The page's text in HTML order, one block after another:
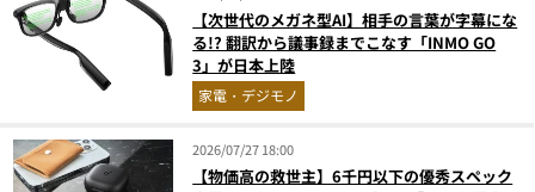
【次世代のメガネ型AI】相手の言葉が字幕にな
る!? 翻訳から議事録までこなす「INMO GO
3」が日本上陸
家電・デジモノ
2026/07/27 18:00
【物価高の救世主】6千円以下の優秀スペック